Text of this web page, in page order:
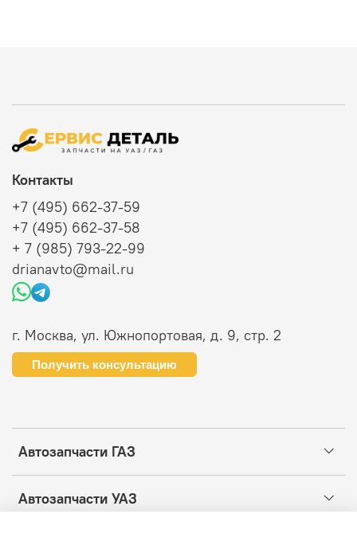
Автозапчасти ГАЗ
Автозапчасти УАЗ
Контакты
+7 (495) 662-37-59
+7 (495) 662-37-58
+ 7 (985) 793-22-99
drianavto@mail.ru
г. Москва, ул. Южнопортовая, д. 9, стр. 2
Получить консультацию